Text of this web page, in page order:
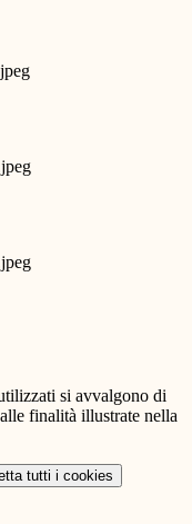
si avvalgono di
finalità illustrate nella
tutti i cookies